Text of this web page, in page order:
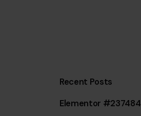
Recent Posts
Elementor #237484